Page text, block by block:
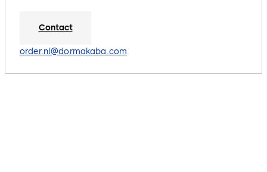
Contact
order.nl@dormakaba.com